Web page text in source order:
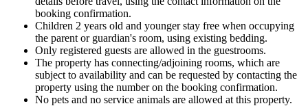
booking confirmation.
Children 2 years old and younger stay free when occupying
the parent or guardian's room, using existing bedding.
Only registered guests are allowed in the guestrooms.
The property has connecting/adjoining rooms, which are
subject to availability and can be requested by contacting the
property using the number on the booking confirmation.
No pets and no service animals are allowed at this property.